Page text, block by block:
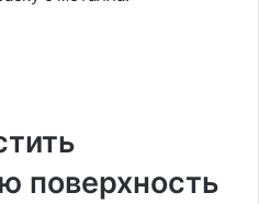
поверхность